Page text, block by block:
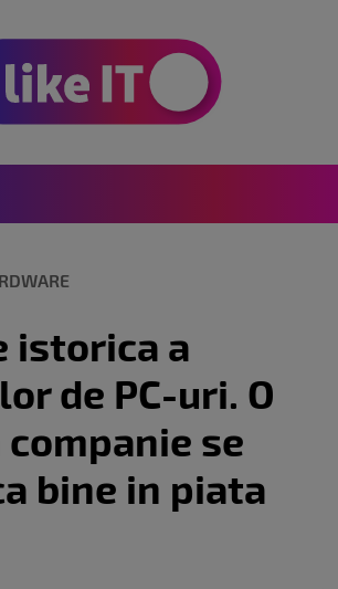
istorica a
de PC-uri. O
se
bine in piata